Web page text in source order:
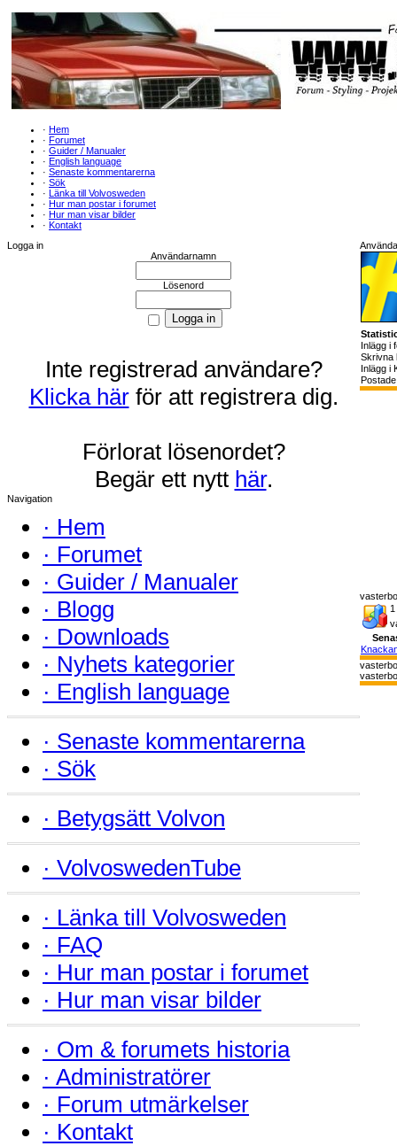
· Hem
· Forumet
· Guider / Manualer
· English language
· Senaste kommentarerna
· Sök
· Länka till Volvosweden
· Hur man postar i forumet
· Hur man visar bilder
· Kontakt
Logga in
Användarnamn
Lösenord
Inte registrerad användare?
Klicka härför att registrera dig.
Förlorat lösenordet?
Begär ett nytt här.
Navigation
· Hem
· Forumet
· Guider / Manualer
· Blogg
· Downloads
· Nyhets kategorier
· English language
· Senaste kommentarerna
· Sök
· Betygsätt Volvon
· VolvoswedenTube
· Länka till Volvosweden
· FAQ
· Hur man postar i forumet
· Hur man visar bilder
· Om & forumets historia
· Administratörer
· Forum utmärkelser
· Kontakt
Inlägg i
Skrivna
Inlägg i